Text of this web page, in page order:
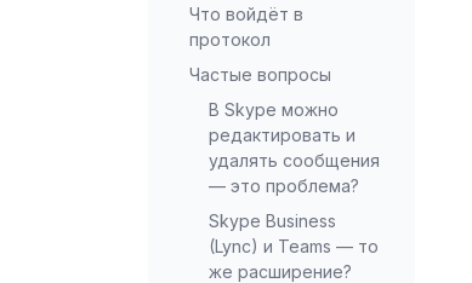
Что войдёт в
протокол
Частые вопросы
В Skype можно
редактировать и
удалять сообщения
— это проблема?
Skype Business
(Lync) и Teams — то
же расширение?